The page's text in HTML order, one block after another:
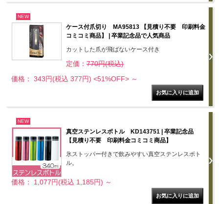
NEW
ケース付爪切り MA95813 【見積り不要 印刷料金
コミコミ商品】 | 卒業記念品で人気商品
カットした爪が飛ばないケース付き
定価： 770円(税込)
価格： 343円(税込 377円) <51%OFF> ～
NEW
真空ステンレスボトル KD143751 | 卒業記念品
【見積り不要 印刷料金コミコミ商品】
氷ストッパー付きで飲みやすい真空ステンレスボト
ル。
価格： 1,077円(税込 1,185円) ～